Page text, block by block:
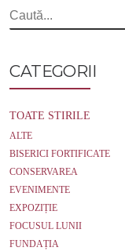
k
CĂUTARE
CATEGORII
TOATE STIRILE
ALTE
BISERICI FORTIFICATE
CONSERVAREA
EVENIMENTE
EXPOZIȚIE
FOCUSUL LUNII
FUNDAȚIA